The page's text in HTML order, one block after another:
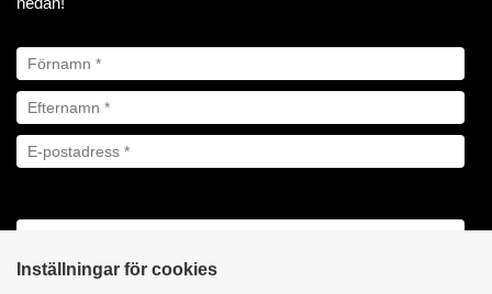
Inställningar för cookies